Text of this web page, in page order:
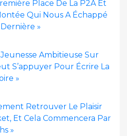
Place De La P2A Et
Qui Nous A Échappé
»
Ambitieuse Sur
S’appuyer Pour Écrire La
»
Retrouver Le Plaisir
Et Cela Commencera Par
»